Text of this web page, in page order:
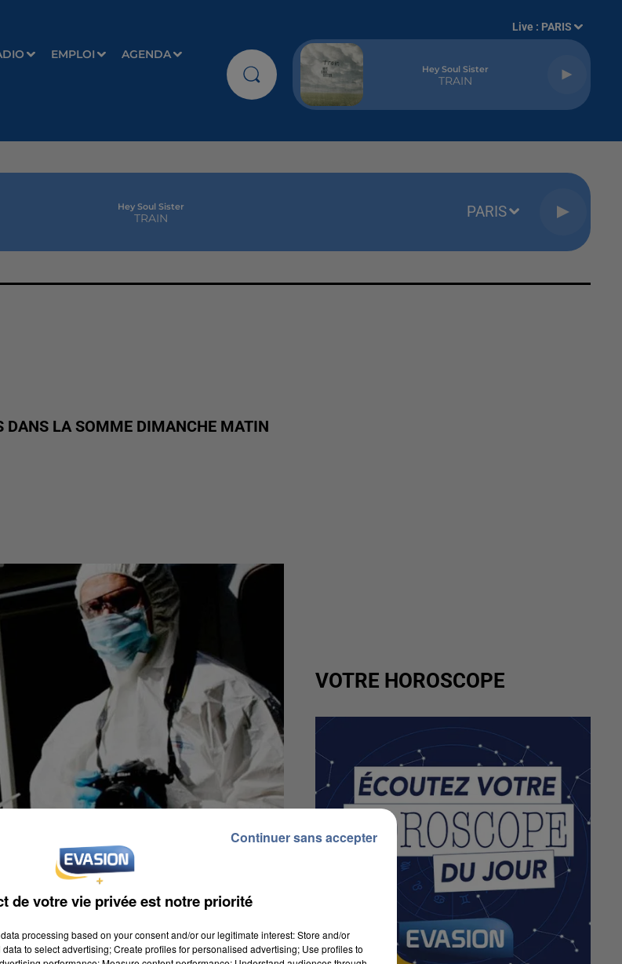
EMPLOI AGENDA
Live : PARIS
Hey Soul Sister
TRAIN
Hey Soul Sister
TRAIN PARIS
DANS LA SOMME DIMANCHE MATIN
VOTRE HOROSCOPE
de votre vie privée est notre priorité
processing based on your consent and/or our legitimate interest: Store and/or
to select advertising; Create profiles for personalised advertising; Use profiles to
Continuer sans accepter